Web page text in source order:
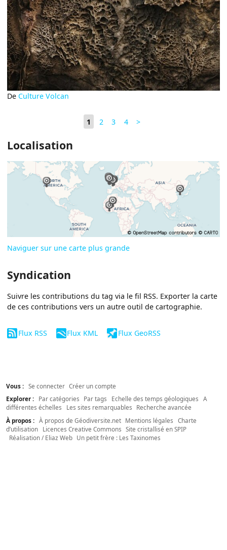
De Culture Volcan
1 2 3 4 >
Localisation
Naviguer sur une carte plus grande
Syndication
Suivre les contributions du tag via le fil RSS. Exporter la carte
de ces contributions vers un autre outil de cartographie.
Flux RSS Flux KML Flux GeoRSS
Vous : Se connecter Créer un compte
Explorer :
Par catégories Par tags Echelle des temps géologiques
A
différentes échelles
Les sites remarquables
Recherche avancée
À propos : À propos de Géodiversite.net Mentions légales
Charte
d’utilisation
Licences Creative Commons Site cristallisé en SPIP
Réalisation / Eliaz Web Un petit frère : Les Taxinomes